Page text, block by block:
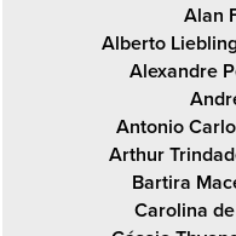
Alan
Alberto
Alexandre
Antonio
Arthur
Bartira
Carolina